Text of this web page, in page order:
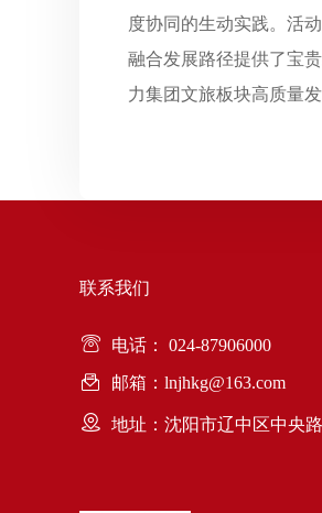
度协同的生动实践。活
融合发展路径提供了宝
力集团文旅板块高质量发
联系我们
电话： 024-87906000
邮箱：lnjhkg@163.com
地址：沈阳市辽中区中央